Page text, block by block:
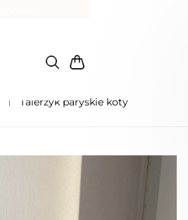
Talerzyk paryskie koty